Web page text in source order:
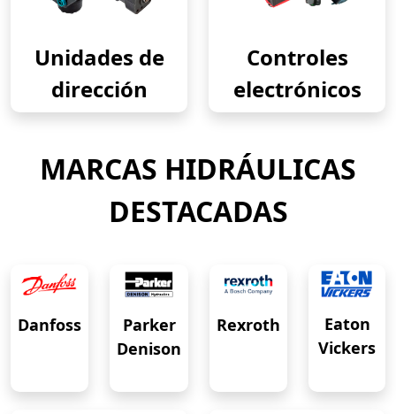
Unidades de
dirección
Controles
electrónicos
MARCAS HIDRÁULICAS
DESTACADAS
Danfoss
Parker
Denison
Rexroth
Eaton
Vickers